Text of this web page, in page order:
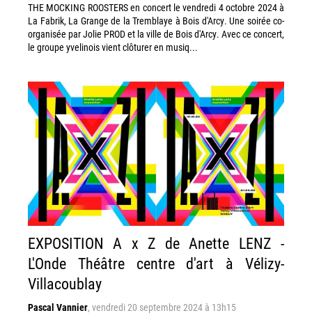
THE MOCKING ROOSTERS en concert le vendredi 4 octobre 2024 à
La Fabrik, La Grange de la Tremblaye à Bois d'Arcy. Une soirée co-
organisée par Jolie PROD et la ville de Bois d'Arcy. Avec ce concert,
le groupe yvelinois vient clôturer en musiq...
EXPOSITION A x Z de Anette LENZ -
L'Onde Théâtre centre d'art à Vélizy-
Villacoublay
Pascal Vannier, vendredi 20 septembre 2024 à 13h15